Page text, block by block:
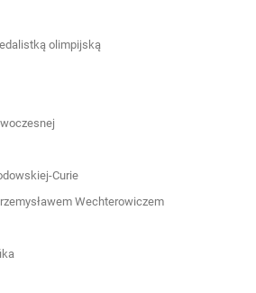
olimpijską
Curie
Wechterowiczem